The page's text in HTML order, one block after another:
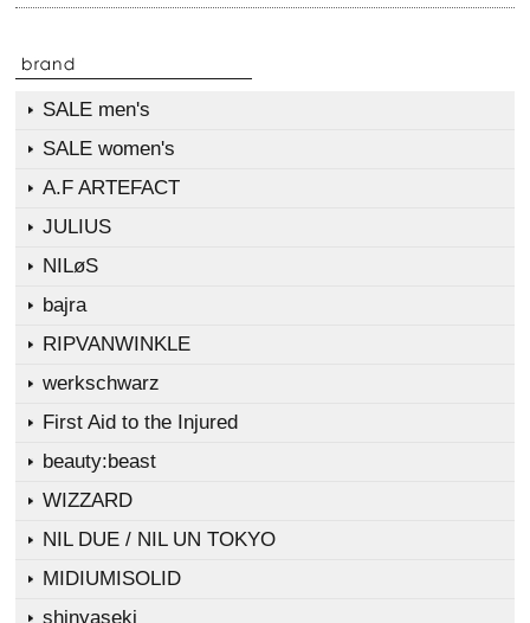
SALE men's
SALE women's
A.F ARTEFACT
JULIUS
NILøS
bajra
RIPVANWINKLE
werkschwarz
First Aid to the Injured
beauty:beast
WIZZARD
NIL DUE / NIL UN TOKYO
MIDIUMISOLID
shinyaseki